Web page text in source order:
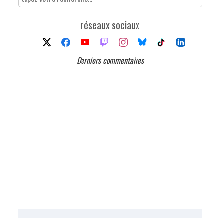
réseaux sociaux
Derniers commentaires